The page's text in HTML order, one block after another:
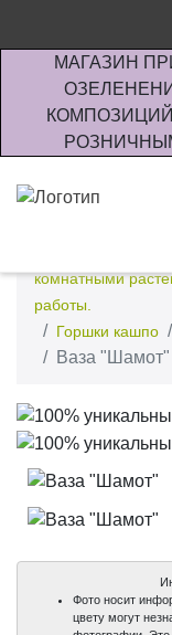
МАГАЗИН
комнатными
работы.
Горшки кашпо
Ваза "Шамот"
Фото носит
цвету могут